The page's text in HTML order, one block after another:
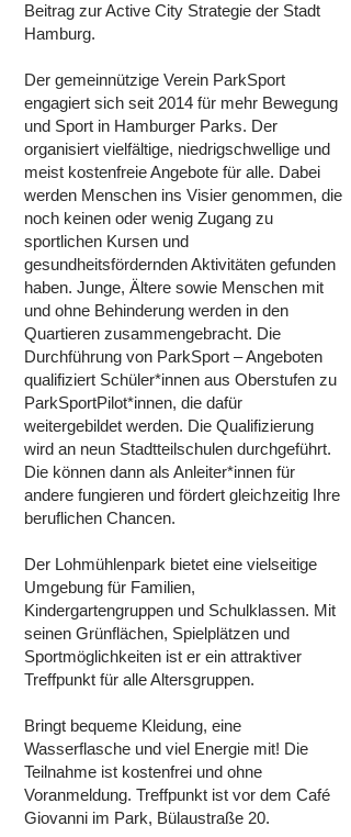
Beitrag zur Active City Strategie der Stadt
Hamburg.
Der gemeinnützige Verein ParkSport
engagiert sich seit 2014 für mehr Bewegung
und Sport in Hamburger Parks. Der
organisiert vielfältige, niedrigschwellige und
meist kostenfreie Angebote für alle. Dabei
werden Menschen ins Visier genommen, die
noch keinen oder wenig Zugang zu
sportlichen Kursen und
gesundheitsfördernden Aktivitäten gefunden
haben. Junge, Ältere sowie Menschen mit
und ohne Behinderung werden in den
Quartieren zusammengebracht. Die
Durchführung von ParkSport – Angeboten
qualifiziert Schüler*innen aus Oberstufen zu
ParkSportPilot*innen, die dafür
weitergebildet werden. Die Qualifizierung
wird an neun Stadtteilschulen durchgeführt.
Die können dann als Anleiter*innen für
andere fungieren und fördert gleichzeitig Ihre
beruflichen Chancen.
Der Lohmühlenpark bietet eine vielseitige
Umgebung für Familien,
Kindergartengruppen und Schulklassen. Mit
seinen Grünflächen, Spielplätzen und
Sportmöglichkeiten ist er ein attraktiver
Treffpunkt für alle Altersgruppen.
Bringt bequeme Kleidung, eine
Wasserflasche und viel Energie mit! Die
Teilnahme ist kostenfrei und ohne
Voranmeldung. Treffpunkt ist vor dem Café
Giovanni im Park, Bülaustraße 20.